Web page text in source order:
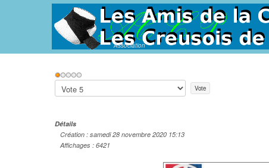
Association
Vote
utilisateur:
Veuillez
voter
Détails
Création : samedi 28 novembre 2020 15:13
Affichages : 6421